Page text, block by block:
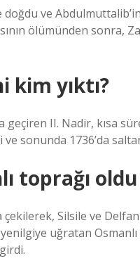
doğdu ve
ölümünden sonra,
kim yıktı?
geçiren II. Nadir, kısa
ve sonunda 1736’da
toprağı
çekilerek, Silsile ve
uğratan